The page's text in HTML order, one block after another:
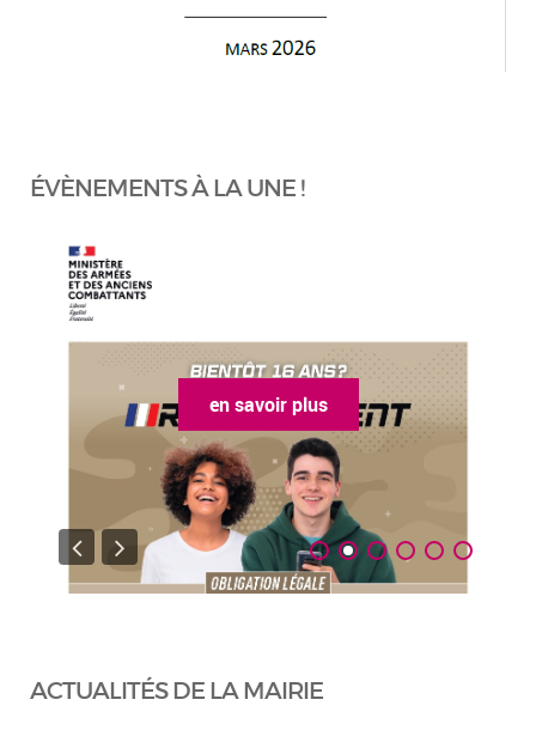
ÉVÈNEMENTS À LA UNE !
en savoir plus
ACTUALITÉS DE LA MAIRIE